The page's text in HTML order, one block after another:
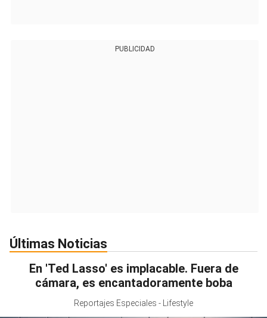
PUBLICIDAD
Últimas Noticias
En 'Ted Lasso' es implacable. Fuera de
cámara, es encantadoramente boba
Reportajes Especiales - Lifestyle